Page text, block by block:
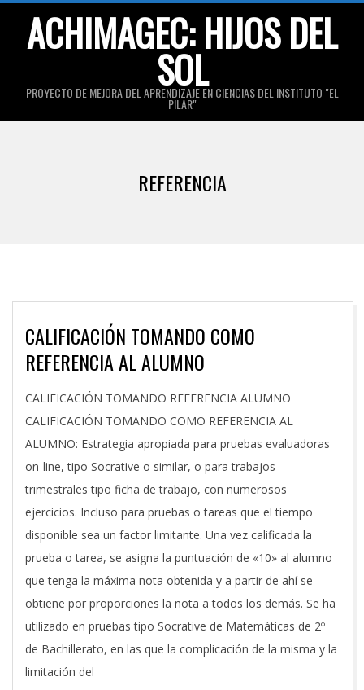
ACHIMAGEC: HIJOS DEL
SOL
PROYECTO DE MEJORA DEL APRENDIZAJE EN CIENCIAS DEL INSTITUTO "EL
PILAR"
REFERENCIA
CALIFICACIÓN TOMANDO COMO
REFERENCIA AL ALUMNO
2021-
12-
22
CALIFICACIÓN TOMANDO REFERENCIA ALUMNO
CALIFICACIÓN TOMANDO COMO REFERENCIA AL
ALUMNO: Estrategia apropiada para pruebas evaluadoras
on-line, tipo Socrative o similar, o para trabajos
trimestrales tipo ficha de trabajo, con numerosos
ejercicios. Incluso para pruebas o tareas que el tiempo
disponible sea un factor limitante. Una vez calificada la
prueba o tarea, se asigna la puntuación de «10» al alumno
que tenga la máxima nota obtenida y a partir de ahí se
obtiene por proporciones la nota a todos los demás. Se ha
utilizado en pruebas tipo Socrative de Matemáticas de 2º
de Bachillerato, en las que la complicación de la misma y la
limitación del